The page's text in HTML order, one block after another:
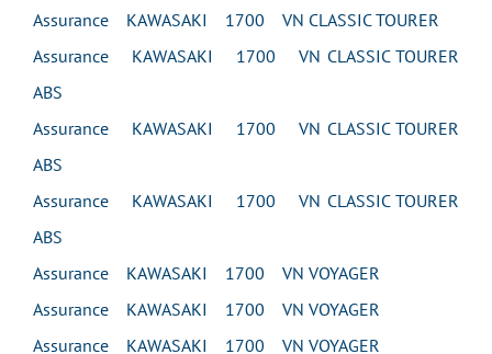
Assurance KAWASAKI 1700 VN CLASSIC TOURER
Assurance KAWASAKI 1700 VN CLASSIC TOURER
ABS
Assurance KAWASAKI 1700 VN CLASSIC TOURER
ABS
Assurance KAWASAKI 1700 VN CLASSIC TOURER
ABS
Assurance KAWASAKI 1700 VN VOYAGER
Assurance KAWASAKI 1700 VN VOYAGER
Assurance KAWASAKI 1700 VN VOYAGER